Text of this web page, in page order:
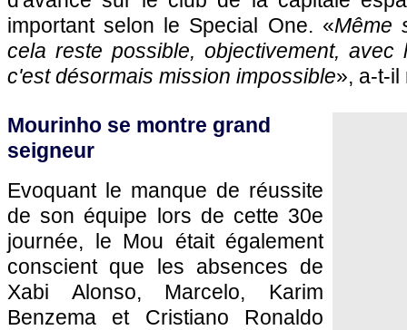
important selon le Special One. «Même
cela reste possible, objectivement, avec
c'est désormais mission impossible», a-t-il
Mourinho se montre grand
seigneur
Evoquant le manque de réussite
de son équipe lors de cette 30e
journée, le Mou était également
conscient que les absences de
Xabi Alonso, Marcelo, Karim
Benzema et Cristiano Ronaldo